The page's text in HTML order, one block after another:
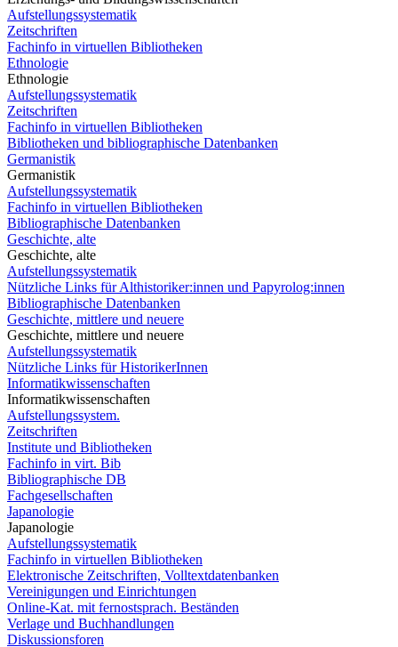
Aufstellungssystematik
Zeitschriften
Fachinfo in virtuellen Bibliotheken
Ethnologie
Ethnologie
Aufstellungssystematik
Zeitschriften
Fachinfo in virtuellen Bibliotheken
Bibliotheken und bibliographische Datenbanken
Germanistik
Germanistik
Aufstellungssystematik
Fachinfo in virtuellen Bibliotheken
Bibliographische Datenbanken
Geschichte, alte
Geschichte, alte
Aufstellungssystematik
Nützliche Links für Althistoriker:innen und Papyrolog:innen
Bibliographische Datenbanken
Geschichte, mittlere und neuere
Geschichte, mittlere und neuere
Aufstellungssystematik
Nützliche Links für HistorikerInnen
Informatikwissenschaften
Informatikwissenschaften
Aufstellungssystem.
Zeitschriften
Institute und Bibliotheken
Fachinfo in virt. Bib
Bibliographische DB
Fachgesellschaften
Japanologie
Japanologie
Aufstellungssystematik
Fachinfo in virtuellen Bibliotheken
Elektronische Zeitschriften, Volltextdatenbanken
Vereinigungen und Einrichtungen
Online-Kat. mit fernostsprach. Beständen
Verlage und Buchhandlungen
Diskussionsforen